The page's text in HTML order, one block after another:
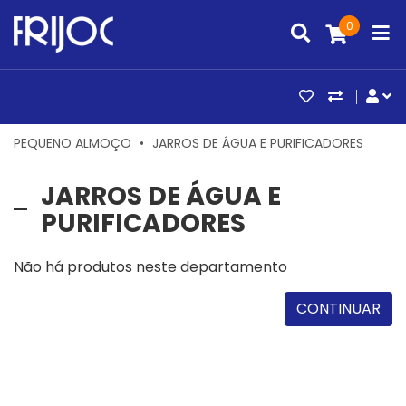
0
ARTIGOS
PEQUENO ALMOÇO JARROS DE ÁGUA E PURIFICADORES
JARROS DE ÁGUA E
PURIFICADORES
Não há produtos neste departamento
CONTINUAR